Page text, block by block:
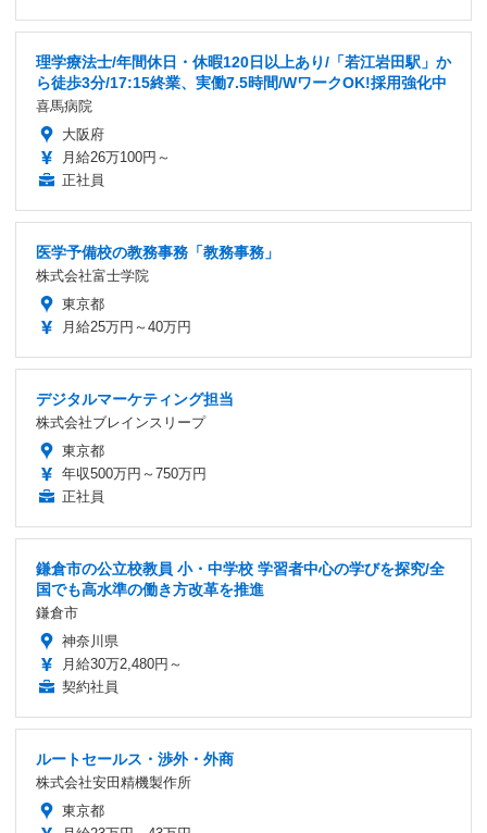
理学療法士/年間休日・休暇120日以上あり/「若江岩田駅」か
ら徒歩3分/17:15終業、実働7.5時間/WワークOK!採用強化中
喜馬病院
大阪府
月給26万100円～
正社員
医学予備校の教務事務「教務事務」
株式会社富士学院
東京都
月給25万円～40万円
デジタルマーケティング担当
株式会社ブレインスリープ
東京都
年収500万円～750万円
正社員
鎌倉市の公立校教員 小・中学校 学習者中心の学びを探究/全
国でも高水準の働き方改革を推進
鎌倉市
神奈川県
月給30万2,480円～
契約社員
ルートセールス・渉外・外商
株式会社安田精機製作所
東京都